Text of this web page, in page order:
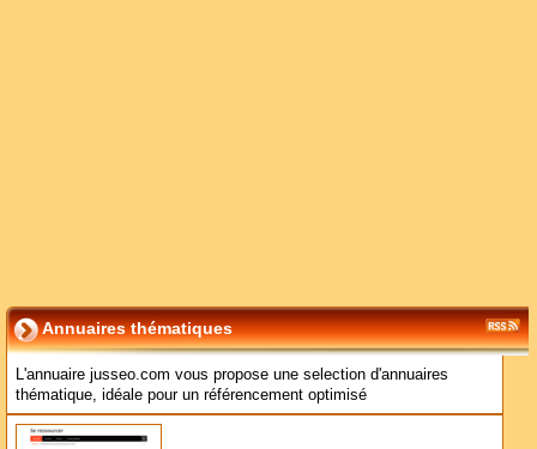
Annuaires thématiques
L'annuaire jusseo.com vous propose une selection d'annuaires
thématique, idéale pour un référencement optimisé